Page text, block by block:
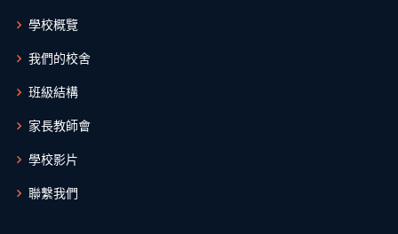
學校概覽
我們的校舍
班級結構
家長教師會
學校影片
聯繫我們